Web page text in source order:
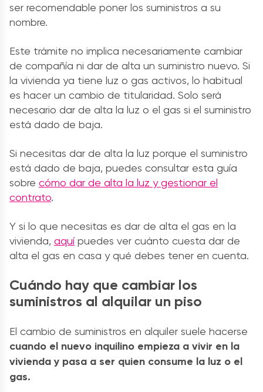
ser recomendable poner los suministros a su
nombre.
Este trámite no implica necesariamente cambiar
de compañía ni dar de alta un suministro nuevo. Si
la vivienda ya tiene luz o gas activos, lo habitual
es hacer un cambio de titularidad. Solo será
necesario dar de alta la luz o el gas si el suministro
está dado de baja.
Si necesitas dar de alta la luz porque el suministro
está dado de baja, puedes consultar esta guía
sobre cómo dar de alta la luz y gestionar el
contrato.
Y si lo que necesitas es dar de alta el gas en la
vivienda, aquí puedes ver cuánto cuesta dar de
alta el gas en casa y qué debes tener en cuenta.
Cuándo hay que cambiar los
suministros al alquilar un piso
El cambio de suministros en alquiler suele hacerse
cuando el nuevo inquilino empieza a vivir en la
vivienda y pasa a ser quien consume la luz o el
gas.